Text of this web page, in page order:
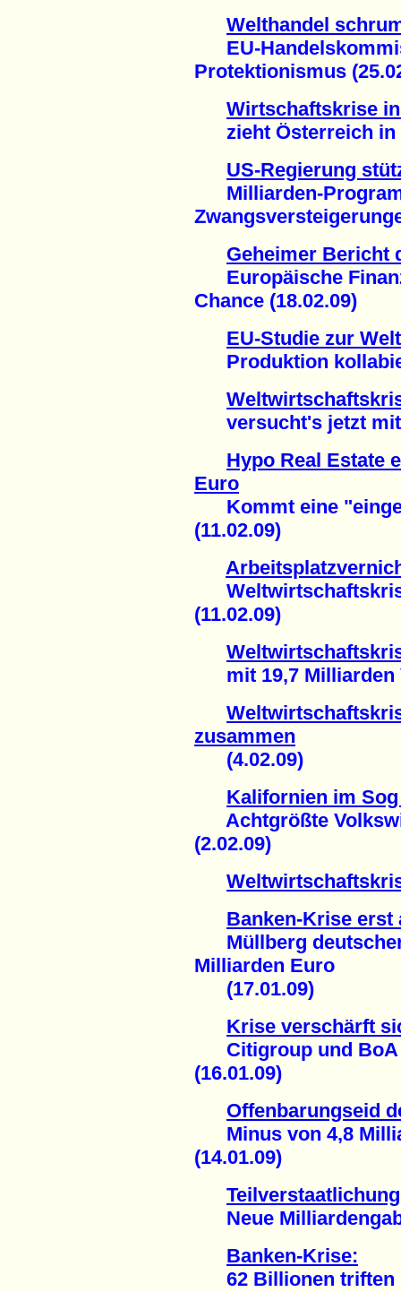
Welthandel
EU-
Protektionismus
Wirtschaftskrise
zieht Österreich in
US-Regierung
Milliarden-
Geheimer Bericht
Europäische
Chance (18.02.09)
EU-Studie zur
Produktion
versucht's jetzt mit
Hypo Real Estate
Euro
Kommt eine
(11.02.09)
(11.02.09)
mit 19,7 Milliarden
zusammen
(4.02.09)
Kalifornien im
Achtgrößte
(2.02.09)
Banken-Krise erst
Müllberg
Milliarden Euro
(17.01.09)
Krise verschärft
Citigroup und BoA
(16.01.09)
Offenbarungseid
Minus von 4,8
(14.01.09)
Neue
Banken-Krise:
62 Billionen triften